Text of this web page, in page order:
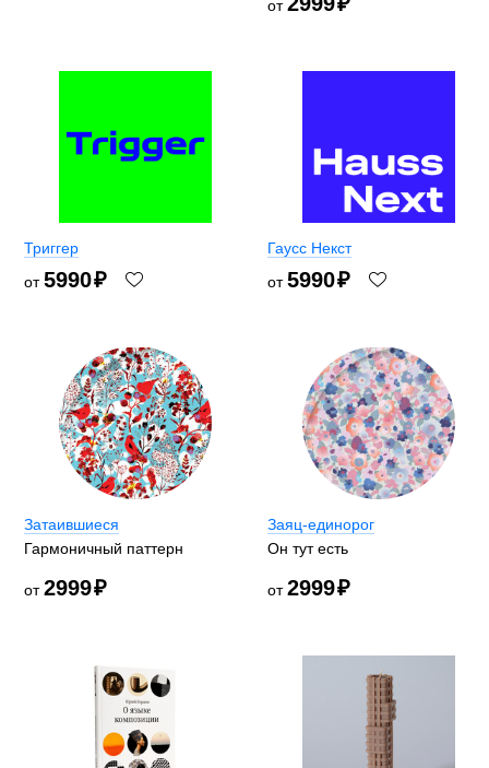
от
Триггер
от5990₽
Гаусс Некст
от5990₽
Затаившиеся
Гармоничный паттерн
от2999₽
Заяц-единорог
Он тут есть
от2999₽